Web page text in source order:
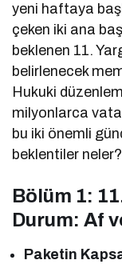
yeni haftaya
çeken iki ana
beklenen 11.
belirlenecek
Hukuki
milyonlarca
bu iki önemli
beklentiler neler?
Bölüm 1:
Durum: Af
Paketin